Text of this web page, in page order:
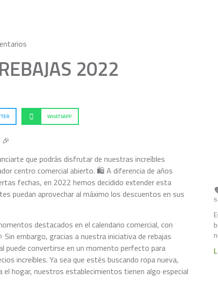
2022
WHATSAPP
que podrás disfrutar de nuestras increíbles
centro comercial abierto. 🛍️ A diferencia de años
fechas, en 2022 hemos decidido extender esta
puedan aprovechar al máximo los descuentos en sus
destacados en el calendario comercial, con
embargo, gracias a nuestra iniciativa de rebajas
puede convertirse en un momento perfecto para
increíbles. Ya sea que estés buscando ropa nueva,
hogar, nuestros establecimientos tienen algo especial